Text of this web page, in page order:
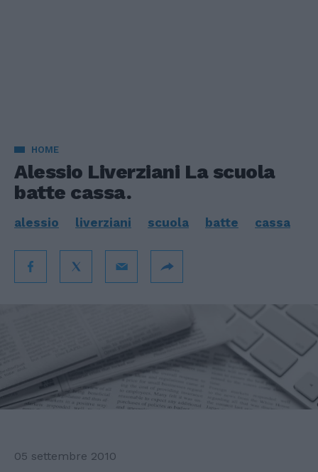
HOME
Alessio Liverziani La scuola
batte cassa.
alessio liverziani scuola batte cassa
05 settembre 2010